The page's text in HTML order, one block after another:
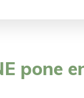
pone